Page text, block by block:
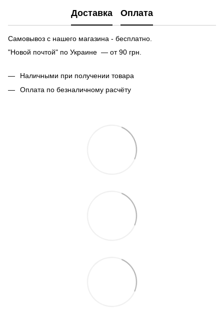
Доставка Оплата
Самовывоз с нашего магазина - бесплатно.
"Новой почтой" по Украине — от 90 грн.
Наличными при получении товара
Оплата по безналичному расчёту